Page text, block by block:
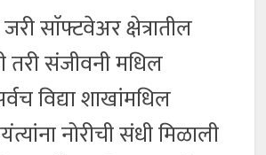
साॅफ्टवेअर क्षेत्रातील
संजीवनी मधिल
विद्या शाखांमधिल
नोरीची संधी मिळाली